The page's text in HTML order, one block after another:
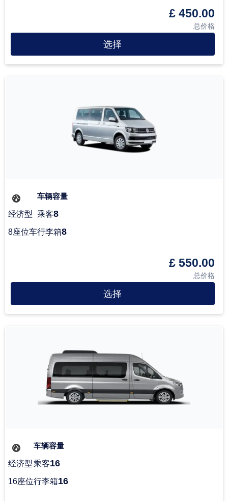
£ 450.00
总价格
选择
经济型
8座位车
车辆容量
乘客8
行李箱8
£ 550.00
总价格
选择
经济型
16座位
车辆容量
乘客16
行李箱16